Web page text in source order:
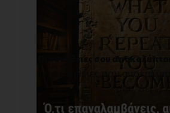
Οι συνήθειες σου
Οι συνήθειες σου